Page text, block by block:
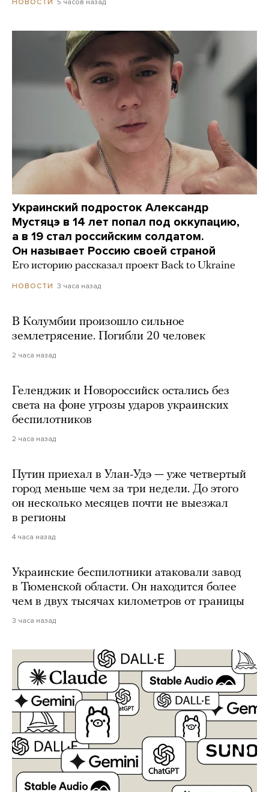
Украинский подросток Александр
Мустяцэ в 14 лет попал под оккупацию,
а в 19 стал российским солдатом.
Он называет Россию своей страной
Его историю рассказал проект Back to Ukraine
НОВОСТИ 3 часа назад
В Колумбии произошло сильное
землетрясение. Погибли 20 человек
2 часа назад
Геленджик и Новороссийск остались без
света на фоне угрозы ударов украинских
беспилотников
2 часа назад
Путин приехал в Улан-Удэ — уже четвертый
город меньше чем за три недели. До этого
он несколько месяцев почти не выезжал
в регионы
4 часа назад
Украинские беспилотники атаковали завод
в Тюменской области. Он находится более
чем в двух тысячах километров от границы
3 часа назад